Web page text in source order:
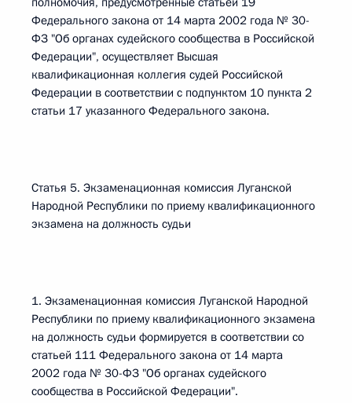
Федерального закона от 14 марта 2002 года № 30-
ФЗ "Об органах судейского сообщества в Российской
Федерации", осуществляет Высшая
квалификационная коллегия судей Российской
Федерации в соответствии с подпунктом 10 пункта 2
статьи 17 указанного Федерального закона.
Статья 5. Экзаменационная комиссия Луганской
Народной Республики по приему квалификационного
экзамена на должность судьи
1. Экзаменационная комиссия Луганской Народной
Республики по приему квалификационного экзамена
на должность судьи формируется в соответствии со
статьей 111 Федерального закона от 14 марта
2002 года № 30-ФЗ "Об органах судейского
сообщества в Российской Федерации".